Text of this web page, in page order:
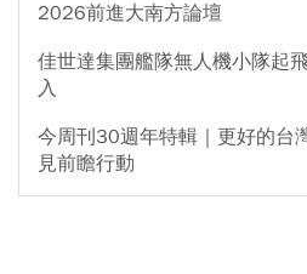
2026前進大南方論壇
佳世達集團艦隊無人機小隊起
入
今周刊30週年特輯｜更好的台
見前瞻行動